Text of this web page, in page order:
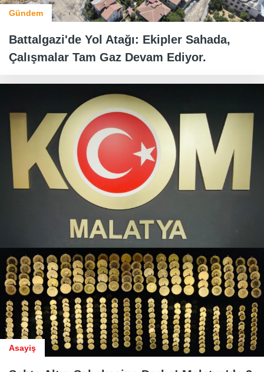
Gündem
Battalgazi'de Yol Atağı: Ekipler Sahada,
Çalışmalar Tam Gaz Devam Ediyor.
Asayiş